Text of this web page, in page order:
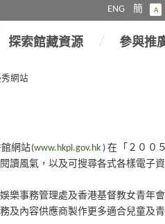
ENG 簡 A
探索館藏資源 參與推
網站
網站(www.hkpl.gov.hk) 在「２００
讀風氣，以及可搜尋各式各樣電子
樂事務管理處及香港基督教女青年
及內容供應商製作更多適合兒童及